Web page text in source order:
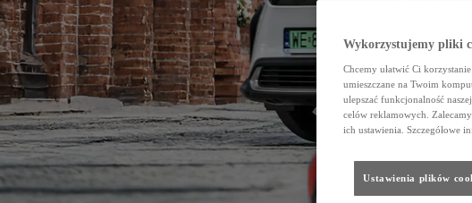
Wykorzystujemy pliki
Chcemy ułatwić Ci
umieszczane na Twoim
ulepszać funkcjonalność
celów reklamowych.
ich ustawienia. Szczegółowe
Ustawienia plików